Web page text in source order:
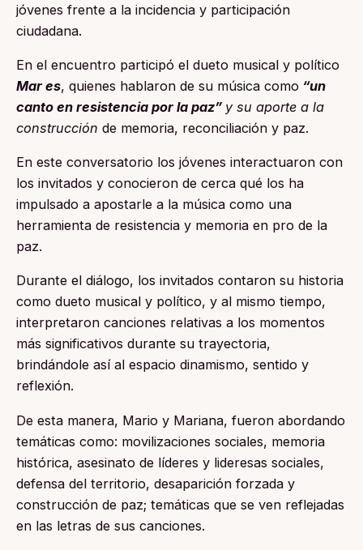
jóvenes frente a la incidencia y participación
ciudadana.
En el encuentro participó el dueto musical y político
Mar es, quienes hablaron de su música como “un
canto en resistencia por la paz” y su aporte a la
construcción de memoria, reconciliación y paz.
En este conversatorio los jóvenes interactuaron con
los invitados y conocieron de cerca qué los ha
impulsado a apostarle a la música como una
herramienta de resistencia y memoria en pro de la
paz.
Durante el diálogo, los invitados contaron su historia
como dueto musical y político, y al mismo tiempo,
interpretaron canciones relativas a los momentos
más significativos durante su trayectoria,
brindándole así al espacio dinamismo, sentido y
reflexión.
De esta manera, Mario y Mariana, fueron abordando
temáticas como: movilizaciones sociales, memoria
histórica, asesinato de líderes y lideresas sociales,
defensa del territorio, desaparición forzada y
construcción de paz; temáticas que se ven reflejadas
en las letras de sus canciones.